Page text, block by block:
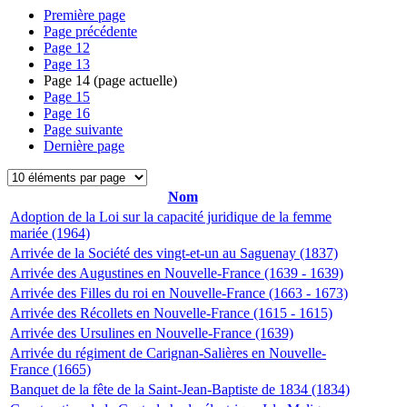
Première page
Page précédente
Page 12
Page 13
Page 14 (page actuelle)
Page 15
Page 16
Page suivante
Dernière page
Nom
Adoption de la Loi sur la capacité juridique de la femme
mariée (1964)
Arrivée de la Société des vingt-et-un au Saguenay (1837)
Arrivée des Augustines en Nouvelle-France (1639 - 1639)
Arrivée des Filles du roi en Nouvelle-France (1663 - 1673)
Arrivée des Récollets en Nouvelle-France (1615 - 1615)
Arrivée des Ursulines en Nouvelle-France (1639)
Arrivée du régiment de Carignan-Salières en Nouvelle-
France (1665)
Banquet de la fête de la Saint-Jean-Baptiste de 1834 (1834)